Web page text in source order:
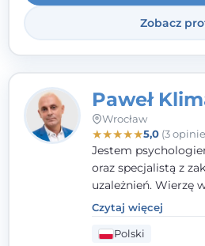
problemami.
Zobacz
Paweł
Wrocław
★★★★★5,0(3
Jestem
oraz specjalistą z
uzależnień. Wierzę
wprowadzenia
często przekonuje
w tym Ty i ja, ma
Czytaj więcej
Polski